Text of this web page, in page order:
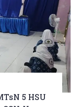
5 HSU